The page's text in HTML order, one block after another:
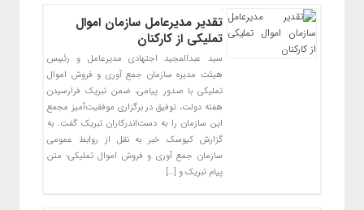
تقدیر مدیرعامل سازمان اموال
تملیکی از کارکنان
سید عبدالمجید اجتهادی مدیرعامل و رئیبس
هیئت مدیره سازمان جمع آوری و فروش اموال
تملیکی با صدور پیامی، ضمن تبریک فرارسیدن
هفته دولت، توفیق در برگزاری موفقیت‌آمیز مجمع
این سازمان را به دست‌اندرکاران تبریک گفت. به
گزارش کیوسک خبر به نقل از روابط عمومی
سازمان جمع آوری و فروش اموال تملیکی؛ متن
پیام تبریک و […]